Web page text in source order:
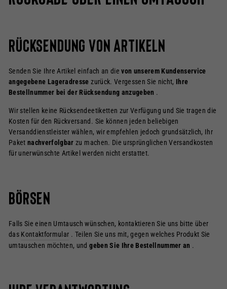
Rücksendung von Artikeln
Senden Sie Ihre Artikel einfach an dievon unserem Kundenservice
angegebene Lageradresse zurück. Vergessen Sie nicht, Ihre
Bestellnummer bei der Rücksendung anzugeben .
Wir stellen keine Rücksendeetiketten zur Verfügung und Sie tragen die
Kosten für den Rückversand. Sie können jeden beliebigen
Versanddienstleister wählen, wir empfehlen jedoch grundsätzlich, Ihr
Paketnachverfolgbar zu machen. Die ursprünglichen Versandkosten
für unerwünschte Artikel werden nicht erstattet.
Börsen
Falls Sie einen Umtausch wünschen, kontaktieren Sie uns bitte über
das Kontaktformular . Teilen Sie uns mit, gegen welches Produkt Sie
umtauschen möchten, undgeben Sie Ihre Bestellnummer an .